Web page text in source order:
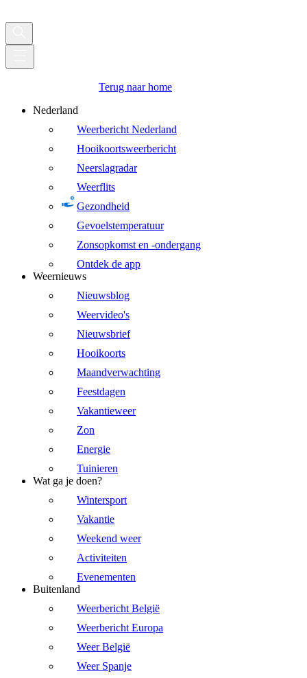
Terug naar home
Nederland
Weerbericht Nederland
Hooikoortsweerbericht
Neerslagradar
Weerflits
Gezondheid
Gevoelstemperatuur
Zonsopkomst en -ondergang
Ontdek de app
Weernieuws
Nieuwsblog
Weervideo's
Nieuwsbrief
Hooikoorts
Maandverwachting
Feestdagen
Vakantieweer
Zon
Energie
Tuinieren
Wat ga je doen?
Wintersport
Vakantie
Weekend weer
Activiteiten
Evenementen
Buitenland
Weerbericht België
Weerbericht Europa
Weer België
Weer Spanje